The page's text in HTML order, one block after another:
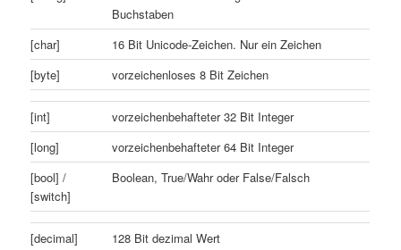
Buchstaben
[char]
16 Bit Unicode-Zeichen. Nur ein Zeichen
[byte]
vorzeichenloses 8 Bit Zeichen
[int]
vorzeichenbehafteter 32 Bit Integer
[long]
vorzeichenbehafteter 64 Bit Integer
[bool] /
[switch]
Boolean, True/Wahr oder False/Falsch
[decimal]
128 Bit dezimal Wert